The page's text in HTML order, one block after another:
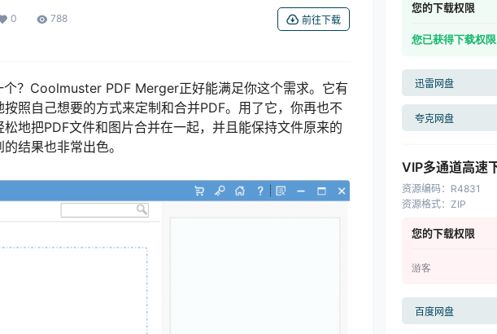
0 788 前往下载
？Coolmuster PDF Merger正好能满足你这个需求。它有
照自己想要的方式来定制和合并PDF。用了它，你再也不
地把PDF文件和图片合并在一起，并且能保持文件原来的
结果也非常出色。
您的下载权限
您已获得下载权限
迅雷网盘
夸克网盘
VIP多通道高速
资源编码： R4831
资源格式： ZIP
您的下载权限
游客
百度网盘